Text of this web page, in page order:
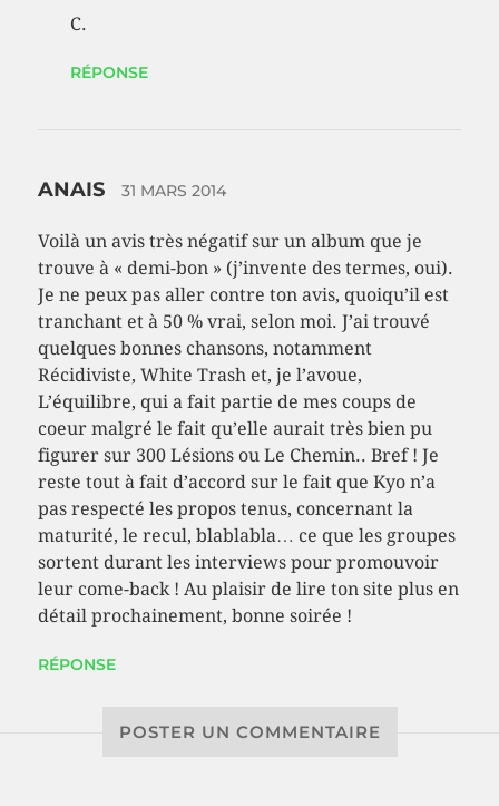
C.
RÉPONSE
ANAIS 31 MARS 2014
Voilà un avis très négatif sur un album que je
trouve à « demi-bon » (j’invente des termes, oui).
Je ne peux pas aller contre ton avis, quoiqu’il est
tranchant et à 50 % vrai, selon moi. J’ai trouvé
quelques bonnes chansons, notamment
Récidiviste, White Trash et, je l’avoue,
L’équilibre, qui a fait partie de mes coups de
coeur malgré le fait qu’elle aurait très bien pu
figurer sur 300 Lésions ou Le Chemin.. Bref ! Je
reste tout à fait d’accord sur le fait que Kyo n’a
pas respecté les propos tenus, concernant la
maturité, le recul, blablabla… ce que les groupes
sortent durant les interviews pour promouvoir
leur come-back ! Au plaisir de lire ton site plus en
détail prochainement, bonne soirée !
RÉPONSE
POSTER UN COMMENTAIRE